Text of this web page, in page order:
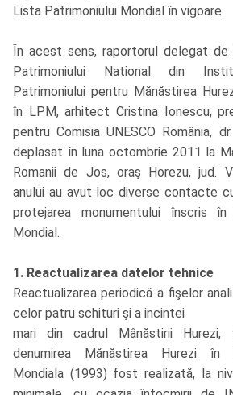
Lista Patrimoniului Mondial în vigoare.
În acest sens, raportorul delegat
Patrimoniului National din
Patrimoniului pentru Mănăstirea
în LPM, arhitect Cristina Ionescu,
pentru Comisia UNESCO România,
deplasat în luna octombrie 2011 la
Romanii de Jos, oraş Horezu, jud.
anului au avut loc diverse contacte
protejarea monumentului înscris
Mondial.
1. Reactualizarea datelor tehnice
Reactualizarea periodică a fişelor
celor patru schituri şi a incintei
mari din cadrul Mânăstirii
denumirea Mănăstirea Hurezi în
Mondiala (1993) fost realizată, la